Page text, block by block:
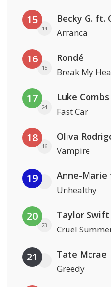
15
14
Becky G. ft.
Arranca
16
15
Rondé
Break My
17
24
Luke Combs
Fast Car
18
16
Oliva
Vampire
19 Anne-Marie
Unhealthy
20
23
Taylor Swift
Cruel
21 Tate Mcrae
Greedy